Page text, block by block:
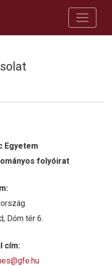
Egyetem
folyóirat
Dóm tér 6.
cím: